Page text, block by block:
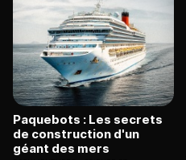
Paquebots : Les secrets
de construction d'un
géant des mers